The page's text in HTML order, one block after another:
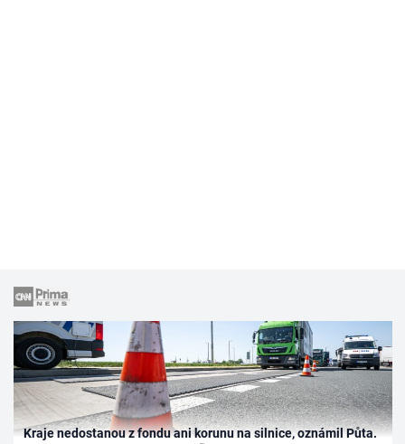
Kraje nedostanou z fondu ani korunu na silnice, oznámil Půta.